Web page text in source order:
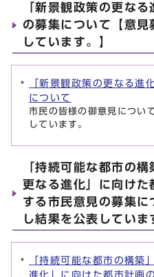
「新景観政策の更な
の募集について【意
しています。】
「新景観政策の更なる進
について
市民の皆様の御意見につい
しています。
「持続可能な都市の
更なる進化」に向けた
する市民意見の募集に
し結果を公表していま
「持続可能な都市の構築
進化」に向けた都市計画